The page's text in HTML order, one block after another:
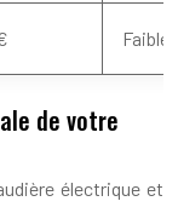
Faible
de votre
électrique et